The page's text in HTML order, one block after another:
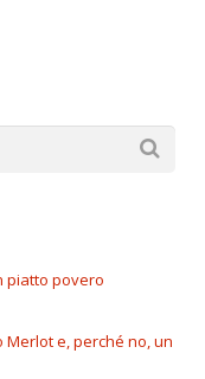
piatto povero
e, perché no, un